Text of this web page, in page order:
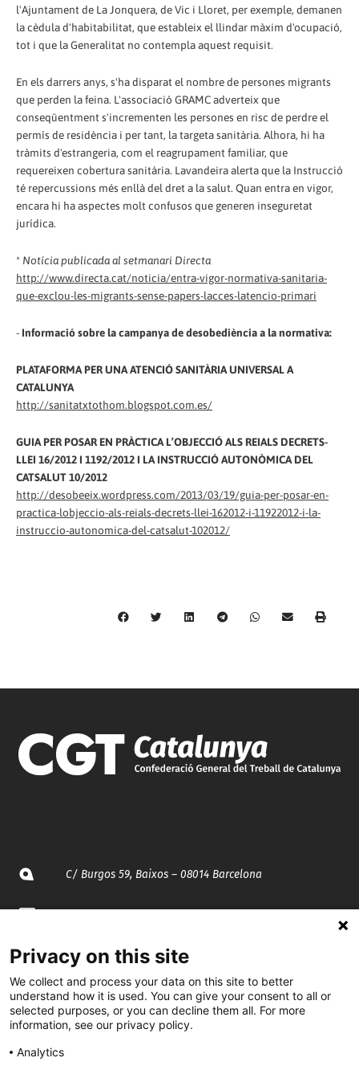
l'Ajuntament de La Jonquera, de Vic i Lloret, per exemple, demanen
la cèdula d'habitabilitat, que estableix el llindar màxim d'ocupació,
tot i que la Generalitat no contempla aquest requisit.
En els darrers anys, s'ha disparat el nombre de persones migrants
que perden la feina. L'associació GRAMC adverteix que
conseqüentment s'incrementen les persones en risc de perdre el
permís de residència i per tant, la targeta sanitària. Alhora, hi ha
tràmits d'estrangeria, com el reagrupament familiar, que
requereixen cobertura sanitària. Lavandeira alerta que la Instrucció
té repercussions més enllà del dret a la salut. Quan entra en vigor,
encara hi ha aspectes molt confusos que generen inseguretat
jurídica.
* Notícia publicada al setmanari Directa
http://www.directa.cat/noticia/entra-vigor-normativa-sanitaria-
que-exclou-les-migrants-sense-papers-lacces-latencio-primari
- Informació sobre la campanya de desobediència a la normativa:
PLATAFORMA PER UNA ATENCIÓ SANITÀRIA UNIVERSAL A
CATALUNYA
http://sanitatxtothom.blogspot.com.es/
GUIA PER POSAR EN PRÀCTICA L’OBJECCIÓ ALS REIALS DECRETS-
LLEI 16/2012 I 1192/2012 I LA INSTRUCCIÓ AUTONÒMICA DEL
CATSALUT 10/2012
http://desobeeix.wordpress.com/2013/03/19/guia-per-posar-en-
practica-lobjeccio-als-reials-decrets-llei-162012-i-11922012-i-la-
instruccio-autonomica-del-catsalut-102012/
C/ Burgos 59, Baixos – 08014 Barcelona
935 120 481
@CGTCatalunya
cgtcatalunya
Privacy on this site
We collect and process your data on this site to better
understand how it is used. You can give your consent to all or
selected purposes, or you can decline them all. For more
information, see our privacy policy.
Analytics